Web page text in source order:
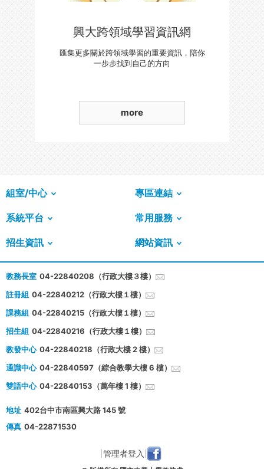
興大跨領域學習資訊網
匯集更多關於跨領域學習的重要資訊，陪你
一步步找到自己的方向
more
組室/中心 專區連結
系統平台 常用服務
招生資訊 網站資訊
教務長室 04-22840208（行政大樓３樓）
註冊組 04-22840212（行政大樓１樓）
課務組 04-22840215（行政大樓１樓）
招生組 04-22840216（行政大樓１樓）
教發中心 04-22840218（行政大樓 2 樓）
通識中心 04-22840597（綜合教學大樓 6 樓）
雙語中心 04-22840153（萬年樓 1 樓）
地址 402台中市南區興大路 145 號
傳真 04-22871530
管理者登入